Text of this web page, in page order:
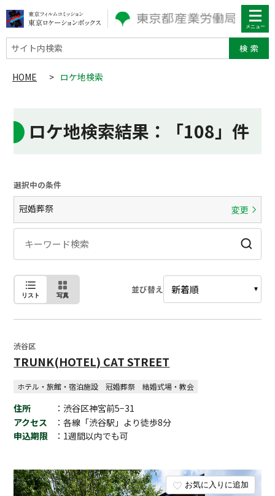
サイト内検索
HOME > ロケ地検索
ロケ地検索結果 ：「108」件
選択中の条件
冠婚葬祭
リスト 写真
並び替え
お気に入りに追加
渋谷区
TRUNK(HOTEL) CAT STREET
ホテル・旅館・宿泊施設 冠婚葬祭 結婚式場・教会
住所
：渋谷区神宮前5−31
アクセス
：各線「渋谷駅」より徒歩8分
申込期限
：1週間以内でも可